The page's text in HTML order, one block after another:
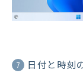
7 日付と時刻